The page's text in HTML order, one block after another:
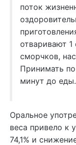
поток
отваривают 1
сморчков,
Принимать
минут до еды.
Оральное
веса привело к
74,1% и